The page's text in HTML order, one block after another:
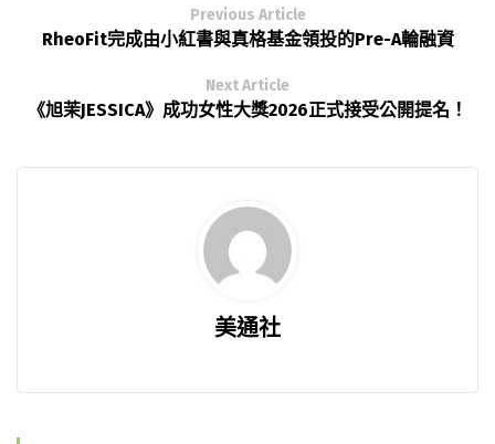
Previous Article
RheoFit完成由小紅書與真格基金領投的Pre-A輪融資
Next Article
《旭茉JESSICA》成功女性大獎2026正式接受公開提名！
美通社